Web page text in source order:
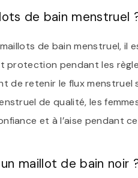
de bain menstruel
de bain menstruel,
pendant les
de retenir le flux
de qualité, les
et à l’aise pendant
maillot de bain noir